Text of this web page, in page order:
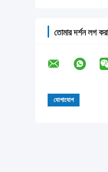
তোমার দর্শন লগ